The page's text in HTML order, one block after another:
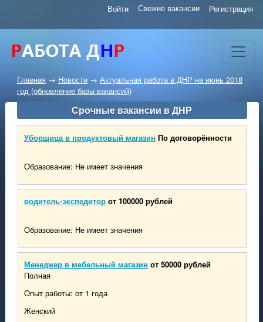
Войти Свежие вакансии Регистрация
Главная → Новости→ Актуальная работа в ДНР на июнь 2018
год (обновление базы вакансий)
Срочные вакансии в ДНР
Уборщица в продуктовый магазин По договорённости
Образование: Не имеет значения
водитель-экспедитор от 100000 рублей
Образование: Не имеет значения
Менеджер в мебельный магазин от 50000 рублей
Полная
Опыт работы: от 1 года
Женский